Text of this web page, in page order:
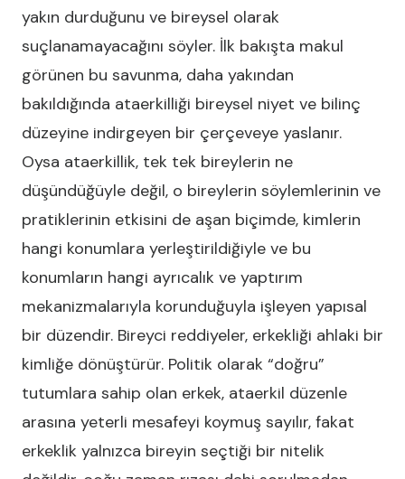
yakın durduğunu ve bireysel olarak
suçlanamayacağını söyler. İlk bakışta makul
görünen bu savunma, daha yakından
bakıldığında ataerkilliği bireysel niyet ve bilinç
düzeyine indirgeyen bir çerçeveye yaslanır.
Oysa ataerkillik, tek tek bireylerin ne
düşündüğüyle değil, o bireylerin söylemlerinin ve
pratiklerinin etkisini de aşan biçimde, kimlerin
hangi konumlara yerleştirildiğiyle ve bu
konumların hangi ayrıcalık ve yaptırım
mekanizmalarıyla korunduğuyla işleyen yapısal
bir düzendir. Bireyci reddiyeler, erkekliği ahlaki bir
kimliğe dönüştürür. Politik olarak “doğru”
tutumlara sahip olan erkek, ataerkil düzenle
arasına yeterli mesafeyi koymuş sayılır, fakat
erkeklik yalnızca bireyin seçtiği bir nitelik